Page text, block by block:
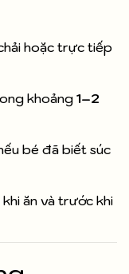
hoặc trực tiếp
khoảng 1–2
bé đã biết súc
khi ăn và trước khi